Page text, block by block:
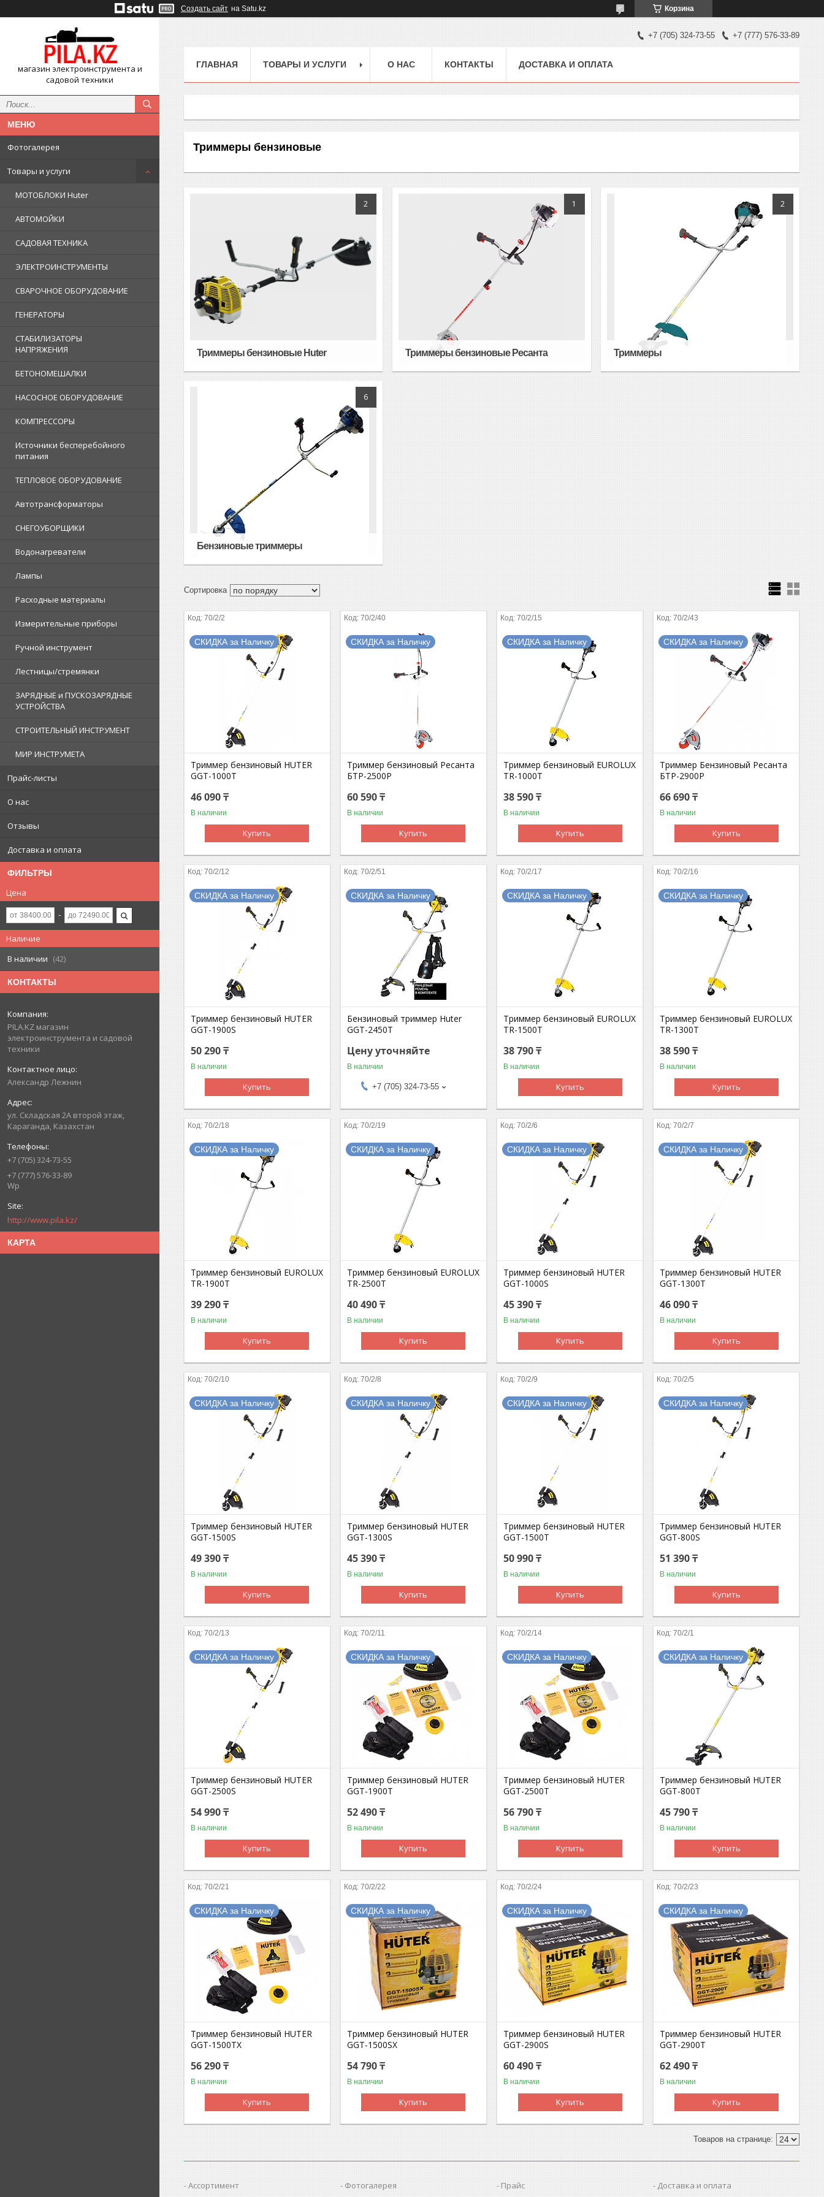
Создать сайт на Satu.kz Корзина
магазин электроинструмента и
садовой техники
Фотогалерея
Товары и услуги
МОТОБЛОКИ Huter
АВТОМОЙКИ
САДОВАЯ ТЕХНИКА
ЭЛЕКТРОИНСТРУМЕНТЫ
СВАРОЧНОЕ ОБОРУДОВАНИЕ
ГЕНЕРАТОРЫ
СТАБИЛИЗАТОРЫ
НАПРЯЖЕНИЯ
БЕТОНОМЕШАЛКИ
НАСОСНОЕ ОБОРУДОВАНИЕ
КОМПРЕССОРЫ
Источники бесперебойного
питания
ТЕПЛОВОЕ ОБОРУДОВАНИЕ
Автотрансформаторы
СНЕГОУБОРЩИКИ
Водонагреватели
Лампы
Расходные материалы
Измерительные приборы
Ручной инструмент
Лестницы/стремянки
ЗАРЯДНЫЕ и ПУСКОЗАРЯДНЫЕ
УСТРОЙСТВА
СТРОИТЕЛЬНЫЙ ИНСТРУМЕНТ
МИР ИНСТРУМЕТА
Прайс-листы
О нас
Отзывы
Доставка и оплата
ФИЛЬТРЫ
Цена
Наличие
В наличии
42
КОНТАКТЫ
PILA.KZ магазин
электроинструмента и садовой
техники
Александр Лежнин
ул. Складская 2А второй этаж,
Караганда, Казахстан
+7 (705) 324-73-55
+7 (777) 576-33-89
Wp
http://www.pila.kz/
КАРТА
+7 (705) 324-73-55 +7 (777) 576-33-89
ГЛАВНАЯ ТОВАРЫ И УСЛУГИ О НАС КОНТАКТЫ ДОСТАВКА И ОПЛАТА
Триммеры бензиновые
2
Триммеры бензиновые Huter
1
Триммеры бензиновые Ресанта
2
Триммеры
6
Бензиновые триммеры
70/2/2
СКИДКА за Наличку
Триммер бензиновый HUTER
GGT-1000T
46 090 ₸
В наличии
Купить
70/2/40
СКИДКА за Наличку
Триммер бензиновый Ресанта
БТР-2500Р
60 590 ₸
В наличии
Купить
70/2/15
СКИДКА за Наличку
Триммер бензиновый EUROLUX
TR-1000T
38 590 ₸
В наличии
Купить
70/2/43
СКИДКА за Наличку
Триммер Бензиновый Ресанта
БТР-2900Р
66 690 ₸
В наличии
Купить
70/2/12
СКИДКА за Наличку
Триммер бензиновый HUTER
GGT-1900S
50 290 ₸
В наличии
Купить
70/2/51
СКИДКА за Наличку
Бензиновый триммер Huter
GGT-2450T
Цену уточняйте
В наличии
+7 (705) 324-73-55
70/2/17
СКИДКА за Наличку
Триммер бензиновый EUROLUX
TR-1500T
38 790 ₸
В наличии
Купить
70/2/16
СКИДКА за Наличку
Триммер бензиновый EUROLUX
TR-1300T
38 590 ₸
В наличии
Купить
70/2/18
СКИДКА за Наличку
Триммер бензиновый EUROLUX
TR-1900T
39 290 ₸
В наличии
Купить
70/2/19
СКИДКА за Наличку
Триммер бензиновый EUROLUX
TR-2500T
40 490 ₸
В наличии
Купить
70/2/6
СКИДКА за Наличку
Триммер бензиновый HUTER
GGT-1000S
45 390 ₸
В наличии
Купить
70/2/7
СКИДКА за Наличку
Триммер бензиновый HUTER
GGT-1300T
46 090 ₸
В наличии
Купить
70/2/10
СКИДКА за Наличку
Триммер бензиновый HUTER
GGT-1500S
49 390 ₸
В наличии
Купить
70/2/8
СКИДКА за Наличку
Триммер бензиновый HUTER
GGT-1300S
45 390 ₸
В наличии
Купить
70/2/9
СКИДКА за Наличку
Триммер бензиновый HUTER
GGT-1500T
50 990 ₸
В наличии
Купить
70/2/5
СКИДКА за Наличку
Триммер бензиновый HUTER
GGT-800S
51 390 ₸
В наличии
Купить
70/2/13
СКИДКА за Наличку
Триммер бензиновый HUTER
GGT-2500S
54 990 ₸
В наличии
Купить
70/2/11
СКИДКА за Наличку
Триммер бензиновый HUTER
GGT-1900T
52 490 ₸
В наличии
Купить
70/2/14
СКИДКА за Наличку
Триммер бензиновый HUTER
GGT-2500T
56 790 ₸
В наличии
Купить
70/2/1
СКИДКА за Наличку
Триммер бензиновый HUTER
GGT-800T
45 790 ₸
В наличии
Купить
70/2/21
СКИДКА за Наличку
Триммер бензиновый HUTER
GGT-1500TX
56 290 ₸
В наличии
Купить
70/2/22
СКИДКА за Наличку
Триммер бензиновый HUTER
GGT-1500SX
54 790 ₸
В наличии
Купить
70/2/24
СКИДКА за Наличку
Триммер бензиновый HUTER
GGT-2900S
60 490 ₸
В наличии
Купить
70/2/23
СКИДКА за Наличку
Триммер бензиновый HUTER
GGT-2900T
62 490 ₸
В наличии
Купить
Ассортимент Фотогалерея Прайс Доставка и оплата